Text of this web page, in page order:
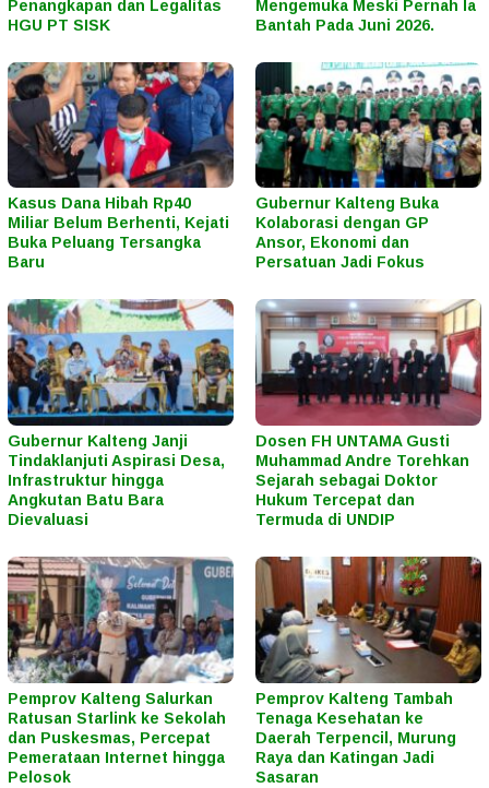
Penangkapan dan Legalitas
HGU PT SISK
Mengemuka Meski Pernah Ia
Bantah Pada Juni 2026.
Kasus Dana Hibah Rp40
Miliar Belum Berhenti, Kejati
Buka Peluang Tersangka
Baru
Gubernur Kalteng Buka
Kolaborasi dengan GP
Ansor, Ekonomi dan
Persatuan Jadi Fokus
Gubernur Kalteng Janji
Tindaklanjuti Aspirasi Desa,
Infrastruktur hingga
Angkutan Batu Bara
Dievaluasi
Dosen FH UNTAMA Gusti
Muhammad Andre Torehkan
Sejarah sebagai Doktor
Hukum Tercepat dan
Termuda di UNDIP
Pemprov Kalteng Salurkan
Ratusan Starlink ke Sekolah
dan Puskesmas, Percepat
Pemerataan Internet hingga
Pelosok
Pemprov Kalteng Tambah
Tenaga Kesehatan ke
Daerah Terpencil, Murung
Raya dan Katingan Jadi
Sasaran